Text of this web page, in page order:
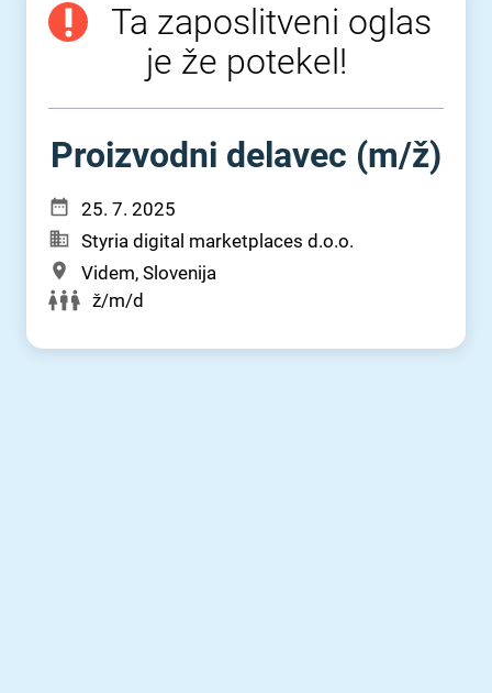
Ta zaposlitveni oglas
je že potekel!
Proizvodni delavec (m⁠/⁠ž)
25. 7. 2025
Styria digital marketplaces d.o.o.
Videm, Slovenija
ž/m/d